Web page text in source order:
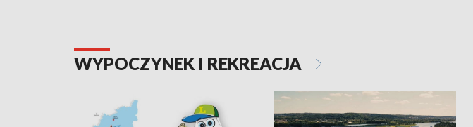
WYPOCZYNEK I REKREACJA